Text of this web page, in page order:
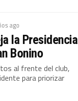
ago
la Presidencia
Bonino
al frente del club,
para priorizar